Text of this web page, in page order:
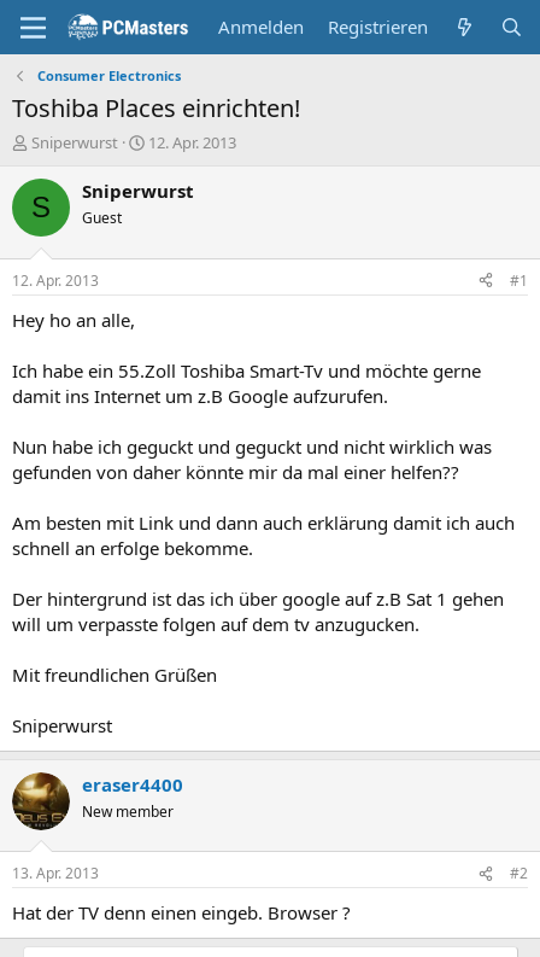
Anmelden Registrieren
Consumer Electronics
Toshiba Places einrichten!
E
s
t
e
r
Sniperwurst
E
s
t
12. Apr. 2013
S Sniperwurst
Guest
12. Apr. 2013 #1
Hey ho an alle,
Ich habe ein 55.Zoll Toshiba Smart-Tv und möchte gerne
damit ins Internet um z.B Google aufzurufen.
Nun habe ich geguckt und geguckt und nicht wirklich was
gefunden von daher könnte mir da mal einer helfen??
Am besten mit Link und dann auch erklärung damit ich auch
schnell an erfolge bekomme.
Der hintergrund ist das ich über google auf z.B Sat 1 gehen
will um verpasste folgen auf dem tv anzugucken.
Mit freundlichen Grüßen
Sniperwurst
eraser4400
New member
13. Apr. 2013 #2
Hat der TV denn einen eingeb. Browser ?